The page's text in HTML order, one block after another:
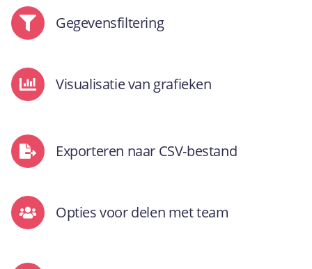
Gegevensfiltering
Visualisatie van grafieken
Exporteren naar CSV-bestand
Opties voor delen met team